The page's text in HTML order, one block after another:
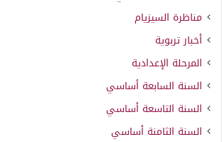
مناظرة السيزيام
أخبار تربوية
المرحلة الإعدادية
السنة السابعة أساسي
السنة التاسعة أساسي
السنة الثامنة أساسي